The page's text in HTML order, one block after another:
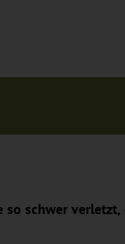
schwer verletzt,